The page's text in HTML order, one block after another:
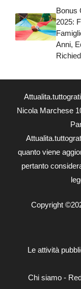
Bonus
2025:
Anni,
Nicola Marchese
quanto viene
pertanto
Copyright
Le attività
Chi siamo-